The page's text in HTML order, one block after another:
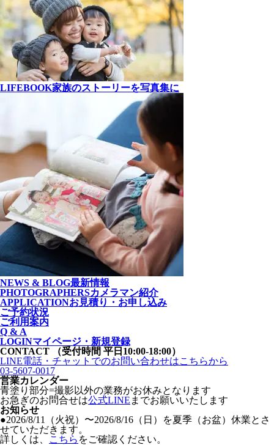
LIFEBOOK家族のストーリーを写真集に
NEWS & BLOG最新情報
PHOTOGRAPHERSカメラマン紹介
APPLICATIONお見積り・お申し込み
ご予約状況
ご利用案内
Q & A
LOGINマイページ・新規登録
CONTACT
（受付時間 平日10:00-18:00）
LINE電話・チャットでのお問い合わせはこちらから
03-5607-0017
営業カレンダー
青塗り 部分=撮影以外の業務がお休みとなります
お急ぎのお問合せは公式LINE までお願いいたします
お知らせ
●2026/8/11（火祝）〜2026/8/16（日）を夏季（お盆）休業とさ
せていただきます。
詳しくは、
こちら をご確認ください。